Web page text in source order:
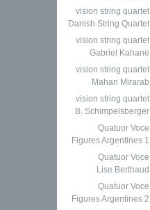
vision string quartet
Danish String Quartet
vision string quartet
Gabriel Kahane
vision string quartet
Mahan Mirarab
vision string quartet
B. Schimpelsberger
Quatuor Voce
Figures Argentines 1
Quatuor Voce
Lise Berthaud
Quatuor Voce
Figures Argentines 2